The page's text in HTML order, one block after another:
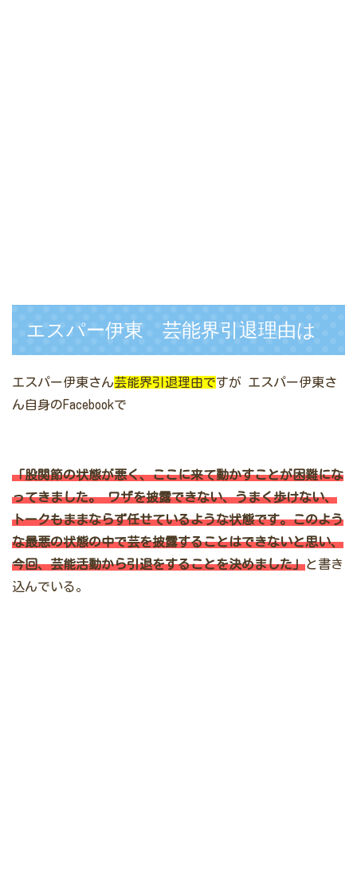
エスパー伊東 芸能界引退理由は
エスパー伊東さん芸能界引退理由ですが エスパー伊東さ
ん自身のFacebookで
「股関節の状態が悪く、ここに来て動かすことが困難にな
ってきました。ワザを披露できない、うまく歩けない、
トークもままならず任せているような状態です。このよう
な最悪の状態の中で芸を披露することはできないと思い、
今回、芸能活動から引退をすることを決めました」と書き
込んでいる。